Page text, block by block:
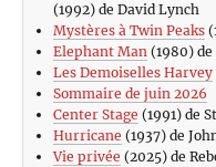
(1992) de David Lynch
Mystères à Twin Peaks
Elephant Man(1980) de
Les Demoiselles Harvey
Sommaire de juin 2026
Center Stage (1991) de
Hurricane (1937) de
Vie privée (2025) de